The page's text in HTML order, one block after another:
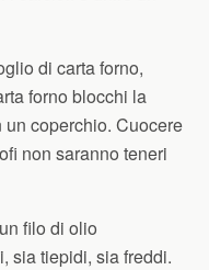
di carta forno,
forno blocchi la
coperchio. Cuocere
non saranno teneri
filo di olio
sia tiepidi, sia freddi.